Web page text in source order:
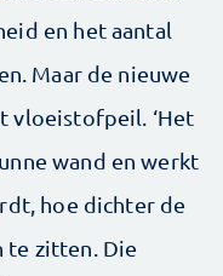
en het aantal
Maar de nieuwe
vloeistofpeil. ‘Het
wand en werkt
hoe dichter de
te zitten. Die